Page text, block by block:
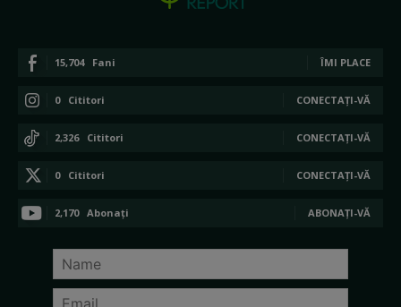
15,704 Fani ÎMI PLACE
0 Cititori CONECTAȚI-VĂ
2,326 Cititori CONECTAȚI-VĂ
0 Cititori CONECTAȚI-VĂ
2,170 Abonați ABONAȚI-VĂ